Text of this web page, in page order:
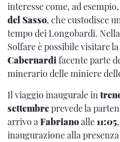
interesse come, ad
del Sasso, che custodisce
tempo dei Longobardi.
Solfare è possibile visitare la
Cabernardifacente parte
minerario delle miniere
Il viaggio inaugurale in
settembreprevede la
arrivo aFabrianoalle11:05
inaugurazione alla